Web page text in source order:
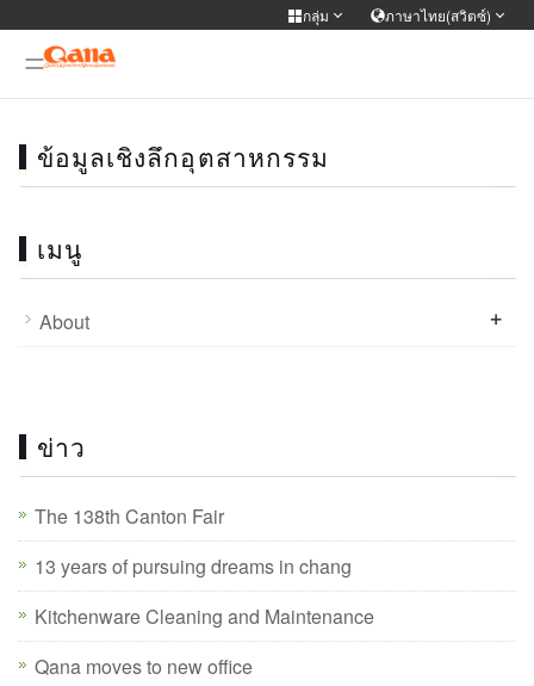
กลุ่ม ภาษาไทย(สวิตซ์)
เว็บไซต์กลุ่ม
เปลี่ยนภาษา
简体中文 English Français Deutsch
ภาษาไทย
فارسی
ข้อมูลเชิงลึกอุตสาหกรรม
เมนู
About +
ข่าว
The 138th Canton Fair
13 years of pursuing dreams in chang
Kitchenware Cleaning and Maintenance
Qana moves to new office